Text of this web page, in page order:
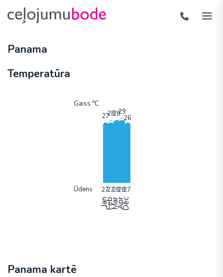
Panama
Temperatūra
Gaiss °C
Ūdens
Jan
FebMarAprDec
Panama kartē